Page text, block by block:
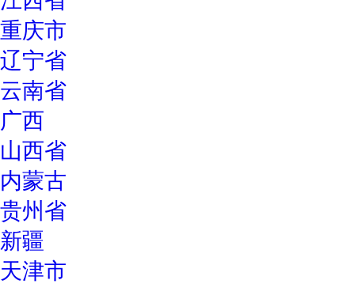
重庆市
辽宁省
云南省
广西
山西省
内蒙古
贵州省
新疆
天津市